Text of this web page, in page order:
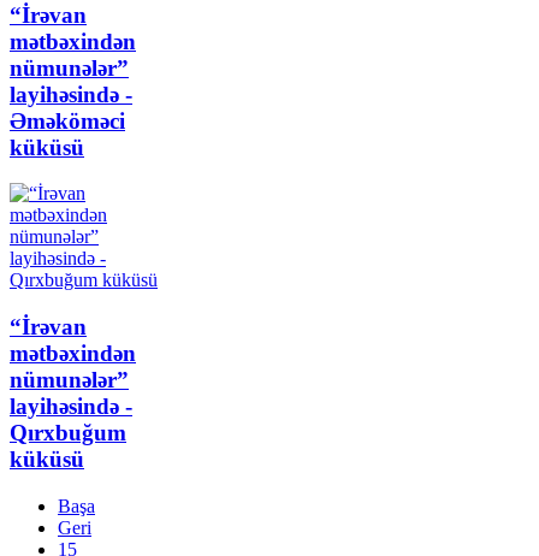
“İrəvan
mətbəxindən
nümunələr”
layihəsində -
Əməköməci
küküsü
“İrəvan
mətbəxindən
nümunələr”
layihəsində -
Qırxbuğum
küküsü
Başa
Geri
15